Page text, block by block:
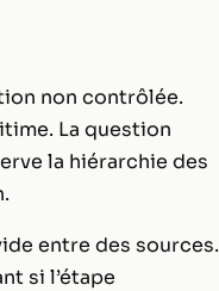
non contrôlée.
La question
la hiérarchie des
entre des sources.
si l’étape